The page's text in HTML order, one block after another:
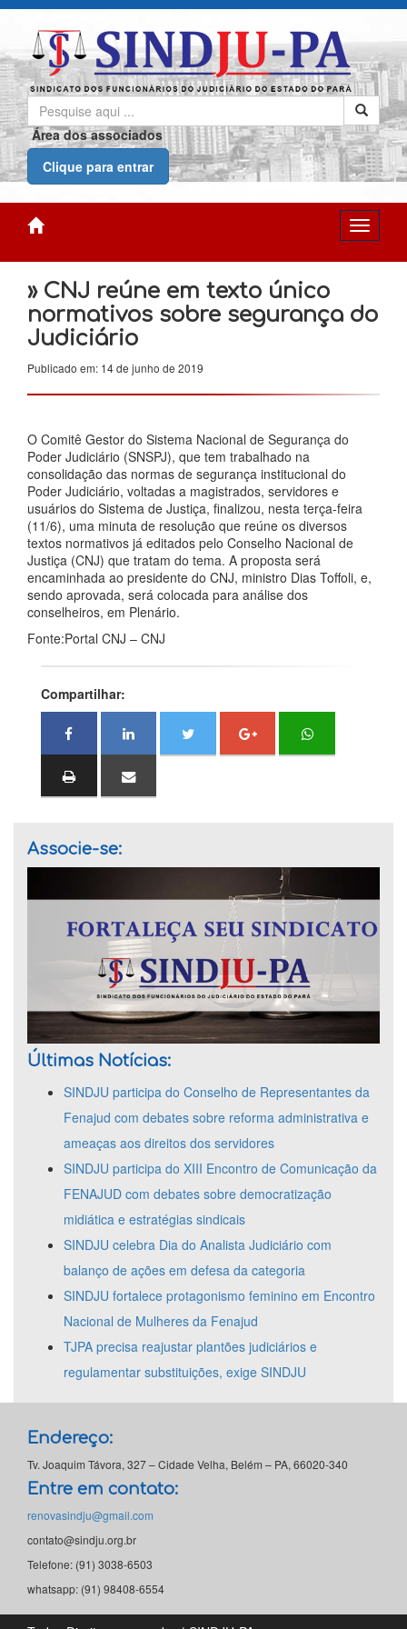
Área dos associados
Clique para entrar
» CNJ reúne em texto único
normativos sobre segurança do
Judiciário
Publicado em: 14 de junho de 2019
O Comitê Gestor do Sistema Nacional de Segurança do
Poder Judiciário (SNSPJ), que tem trabalhado na
consolidação das normas de segurança institucional do
Poder Judiciário, voltadas a magistrados, servidores e
usuários do Sistema de Justiça, finalizou, nesta terça-feira
(11/6), uma minuta de resolução que reúne os diversos
textos normativos já editados pelo Conselho Nacional de
Justiça (CNJ) que tratam do tema. A proposta será
encaminhada ao presidente do CNJ, ministro Dias Toffoli, e,
sendo aprovada, será colocada para análise dos
conselheiros, em Plenário.
Fonte:Portal CNJ – CNJ
Compartilhar:
Associe-se:
Últimas Notícias:
SINDJU participa do Conselho de Representantes da
Fenajud com debates sobre reforma administrativa e
ameaças aos direitos dos servidores
SINDJU participa do XIII Encontro de Comunicação da
FENAJUD com debates sobre democratização
midiática e estratégias sindicais
SINDJU celebra Dia do Analista Judiciário com
balanço de ações em defesa da categoria
SINDJU fortalece protagonismo feminino em Encontro
Nacional de Mulheres da Fenajud
TJPA precisa reajustar plantões judiciários e
regulamentar substituições, exige SINDJU
Endereço:
Tv. Joaquim Távora, 327 – Cidade Velha, Belém – PA, 66020-340
Entre em contato:
renovasindju@gmail.com
contato@sindju.org.br
Telefone: (91) 3038-6503
whatsapp: (91) 98408-6554